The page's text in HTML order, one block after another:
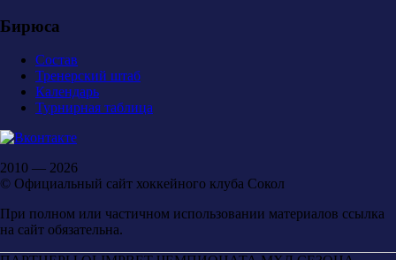
Бирюса
Состав
Тренерский штаб
Календарь
Турнирная таблица
2010 — 2026
© Официальный сайт хоккейного клуба Сокол
При полном или частичном использовании материалов ссылка
на сайт обязательна.